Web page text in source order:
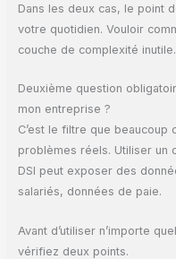
Dans les deux cas, le point
votre quotidien. Vouloir
couche de complexité inutile.
Deuxième question
mon entreprise ?
C’est le filtre que
problèmes réels. Utiliser un
DSI peut exposer des
salariés, données de paie.
Avant d’utiliser n’importe
vérifiez deux points.